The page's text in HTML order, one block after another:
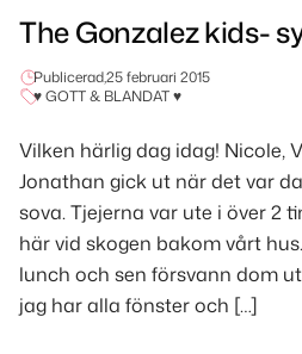
The Gonzalez kids-
Publicerad,25 februari 2015
♥ GOTT & BLANDAT ♥
Vilken härlig dag idag! Nicole,
Jonathan gick ut när det var
sova. Tjejerna var ute i över 2
här vid skogen bakom vårt
lunch och sen försvann dom
jag har alla fönster och […]